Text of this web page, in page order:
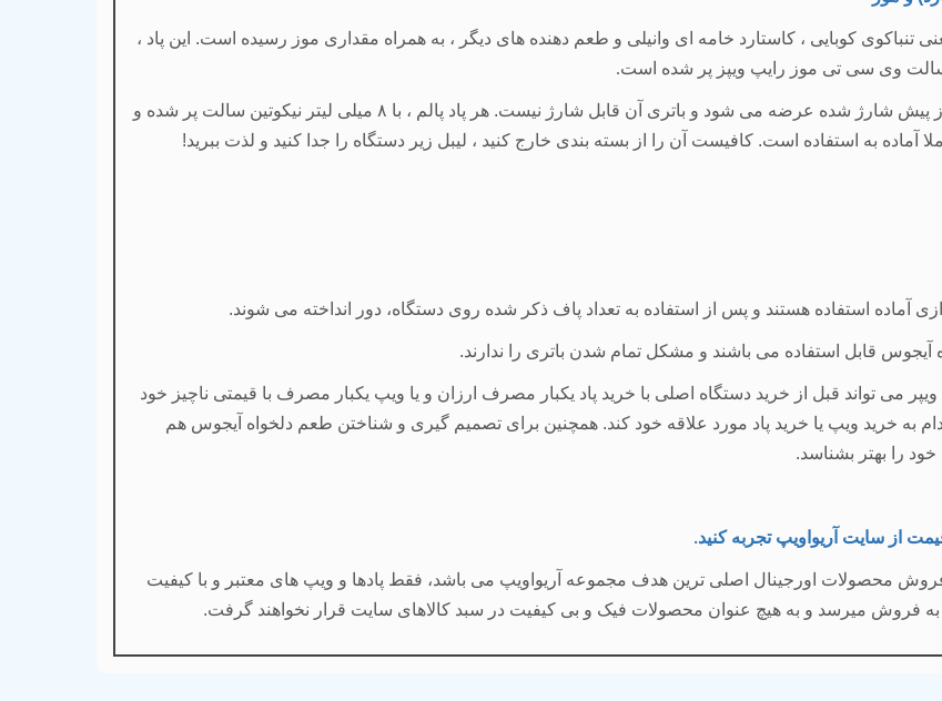
کوبایی ، کاستارد خامه ای وانیلی و طعم دهنده های دیگر ، به همراه مقداری موز رسیده است. این پاد ،
وی سی تی موز رایپ ویپز پر شده است.
پیش شارژ شده عرضه می شود و باتری آن قابل شارژ نیست. هر پاد پالم ، با ۸ میلی لیتر نیکوتین سالت پر شده و
آماده به استفاده است. کافیست آن را از بسته بندی خارج کنید ، لیبل زیر دستگاه را جدا کنید و لذت ببرید!
آماده استفاده هستند و پس از استفاده به تعداد پاف ذکر شده روی دستگاه، دور انداخته می شوند.
آیجوس قابل استفاده می باشند و مشکل تمام شدن باتری را ندارند.
می تواند قبل از خرید دستگاه اصلی با خرید پاد یکبار مصرف ارزان و یا ویپ یکبار مصرف با قیمتی ناچیز خود
به خرید ویپ یا خرید پاد مورد علاقه خود کند. همچنین برای تصمیم گیری و شناختن طعم دلخواه آیجوس هم
را بهتر بشناسد.
از سایت آریواویپ تجربه کنید.
فروش محصولات اورجینال اصلی ترین هدف مجموعه آریواویپ می باشد، فقط پادها و ویپ های معتبر و با کیفیت
به فروش میرسد و به هیچ عنوان محصولات فیک و بی کیفیت در سبد کالاهای سایت قرار نخواهند گرفت.